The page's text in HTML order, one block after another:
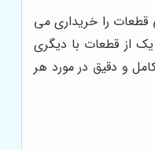
قطعات را خریداری می
از قطعات با دیگری
و دقیق در مورد هر